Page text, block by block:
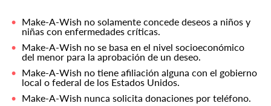
Make-A-Wish no solamente concede deseos a niños y
niñas con enfermedades críticas.
Make-A-Wish no se basa en el nivel socioeconómico
del menor para la aprobación de un deseo.
Make-A-Wish no tiene afiliación alguna con el gobierno
local o federal de los Estados Unidos.
Make-A-Wish nunca solicita donaciones por teléfono.